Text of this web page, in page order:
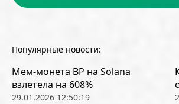
Популярные новости:
Мем-монета BP на Solana
взлетела на 608%
29.01.2026 12:50:19